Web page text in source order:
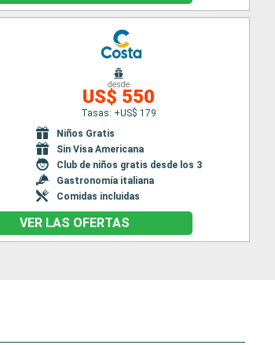
desde
US$ 550
Tasas: +US$ 179
Niños Gratis
Sin Visa Americana
Club de niños gratis desde los 3
Gastronomía italiana
Comidas incluidas
VER LAS OFERTAS